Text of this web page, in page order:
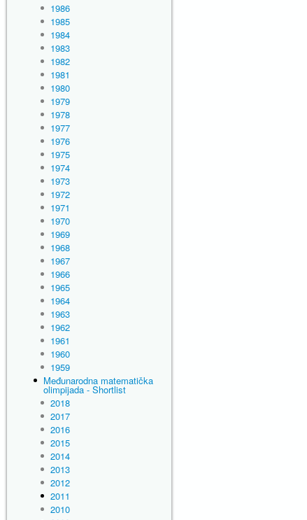
1986
1985
1984
1983
1982
1981
1980
1979
1978
1977
1976
1975
1974
1973
1972
1971
1970
1969
1968
1967
1966
1965
1964
1963
1962
1961
1960
1959
Međunarodna matematička
olimpijada - Shortlist
2018
2017
2016
2015
2014
2013
2012
2011
2010